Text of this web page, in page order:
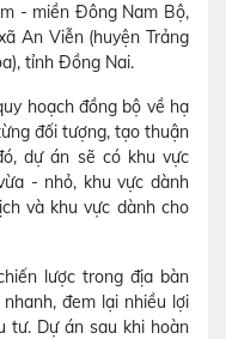
- miền Đông Nam Bộ,
An Viễn (huyện Trảng
tỉnh Đồng Nai.
hoạch đồng bộ về hạ
đối tượng, tạo thuận
dự án sẽ có khu vực
- nhỏ, khu vực dành
và khu vực dành cho
lược trong địa bàn
đem lại nhiều lợi
tư. Dự án sau khi hoàn